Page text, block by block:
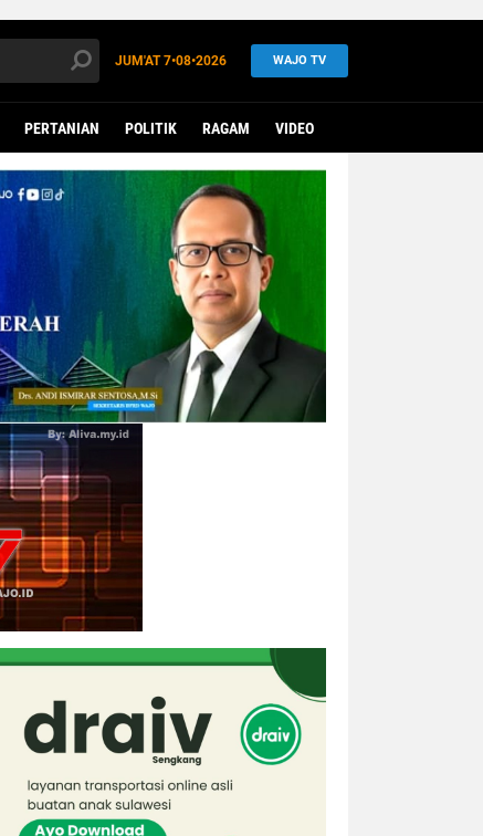
JUM'AT7•08•2026 WAJO TV
PERTANIAN POLITIK RAGAM VIDEO